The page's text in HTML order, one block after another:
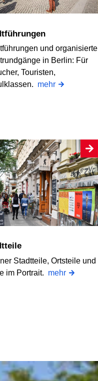
und organisierte
in Berlin: Für
Touristen,
mehr
Stadtteile, Ortsteile und
im Portrait. mehr